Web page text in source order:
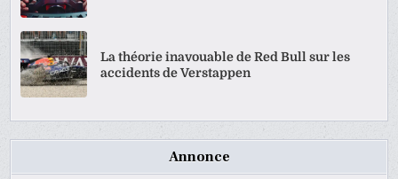
La théorie inavouable de Red Bull sur les
accidents de Verstappen
Annonce